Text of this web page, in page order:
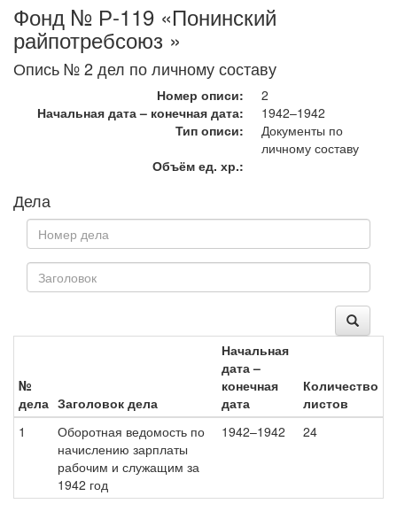
Фонд № Р-119 «Понинский
райпотребсоюз »
Опись № 2 дел по личному составу
Номер описи:
2
Начальная дата – конечная дата:
1942–1942
Тип описи:
Документы по
личному составу
Объём ед. хр.:
Дела
№
дела Заголовок дела
Начальная
дата –
конечная
дата
Количество
листов
1
Оборотная ведомость по
начислению зарплаты
рабочим и служащим за
1942 год
1942–1942 24